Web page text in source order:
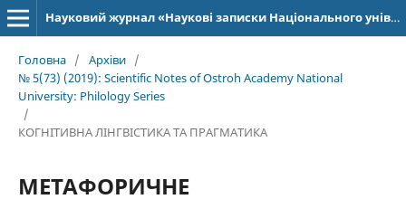
Науковий журнал «Наукові записки Національного університету «Острозька академія»: серія «Філологія»
Головна / Архіви /
№ 5(73) (2019): Scientific Notes of Ostroh Academy National
University: Philology Series
/
КОГНІТИВНА ЛІНГВІСТИКА ТА ПРАГМАТИКА
МЕТАФОРИЧНЕ